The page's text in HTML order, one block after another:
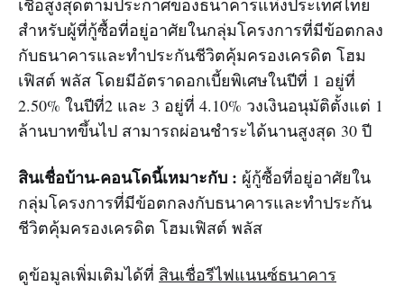
สำหรับผู้ที่กู้ซื้อที่อยู่อาศัยในกลุ่มโครงการที่มีข้อตกลง
กับธนาคารและทำประกันชีวิตคุ้มครองเครดิต โฮม
เฟิสต์ พลัส โดยมีอัตราดอกเบี้ยพิเศษในปีที่ 1 อยู่ที่
2.50% ในปีที่2 และ 3 อยู่ที่ 4.10% วงเงินอนุมัติตั้งแต่ 1
ล้านบาทขึ้นไป สามารถผ่อนชำระได้นานสูงสุด 30 ปี
สินเชื่อบ้าน-คอนโดนี้เหมาะกับ : ผู้กู้ซื้อที่อยู่อาศัยใน
กลุ่มโครงการที่มีข้อตกลงกับธนาคารและทำประกัน
ชีวิตคุ้มครองเครดิต โฮมเฟิสต์ พลัส
ดูข้อมูลเพิ่มเติมได้ที่ สินเชื่อรีไฟแนนซ์ธนาคาร